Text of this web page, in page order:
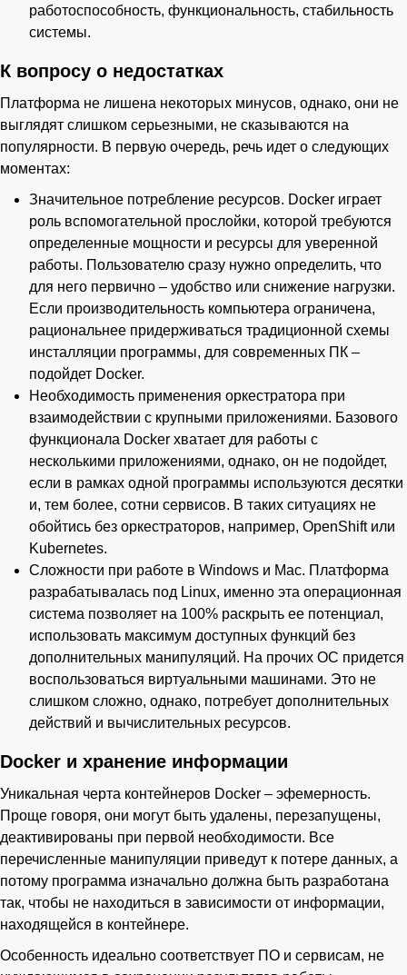
работоспособность, функциональность, стабильность
системы.
К вопросу о недостатках
Платформа не лишена некоторых минусов, однако, они не
выглядят слишком серьезными, не сказываются на
популярности. В первую очередь, речь идет о следующих
моментах:
Значительное потребление ресурсов. Docker играет
роль вспомогательной прослойки, которой требуются
определенные мощности и ресурсы для уверенной
работы. Пользователю сразу нужно определить, что
для него первично – удобство или снижение нагрузки.
Если производительность компьютера ограничена,
рациональнее придерживаться традиционной схемы
инсталляции программы, для современных ПК –
подойдет Docker.
Необходимость применения оркестратора при
взаимодействии с крупными приложениями. Базового
функционала Docker хватает для работы с
несколькими приложениями, однако, он не подойдет,
если в рамках одной программы используются десятки
и, тем более, сотни сервисов. В таких ситуациях не
обойтись без оркестраторов, например, OpenShift или
Kubernetes.
Сложности при работе в Windows и Mac. Платформа
разрабатывалась под Linux, именно эта операционная
система позволяет на 100% раскрыть ее потенциал,
использовать максимум доступных функций без
дополнительных манипуляций. На прочих ОС придется
воспользоваться виртуальными машинами. Это не
слишком сложно, однако, потребует дополнительных
действий и вычислительных ресурсов.
Docker и хранение информации
Уникальная черта контейнеров Docker – эфемерность.
Проще говоря, они могут быть удалены, перезапущены,
деактивированы при первой необходимости. Все
перечисленные манипуляции приведут к потере данных, а
потому программа изначально должна быть разработана
так, чтобы не находиться в зависимости от информации,
находящейся в контейнере.
Особенность идеально соответствует ПО и сервисам, не